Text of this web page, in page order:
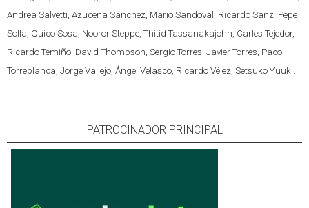
Andrea Salvetti, Azucena Sánchez, Mario Sandoval, Ricardo Sanz, Pepe
Solla, Quico Sosa, Nooror Steppe, Thitid Tassanakajohn, Carles Tejedor,
Ricardo Temiño, David Thompson, Sergio Torres, Javier Torres, Paco
Torreblanca, Jorge Vallejo, Ángel Velasco, Ricardo Vélez, Setsuko Yuuki.
PATROCINADOR PRINCIPAL